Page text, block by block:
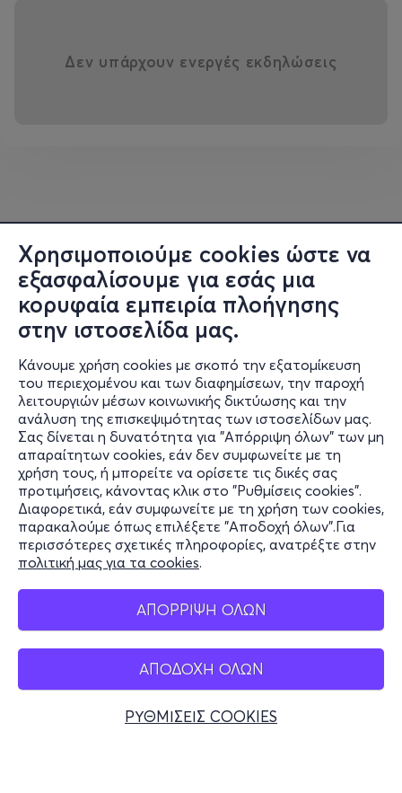
Χρησιμοποιούμε cookies ώστε να
εξασφαλίσουμε για εσάς μια
κορυφαία εμπειρία πλοήγησης
στην ιστοσελίδα μας.
Κάνουμε χρήση cookies με σκοπό την εξατομίκευση
του περιεχομένου και των διαφημίσεων, την παροχή
λειτουργιών μέσων κοινωνικής δικτύωσης και την
ανάλυση της επισκεψιμότητας των ιστοσελίδων μας.
Σας δίνεται η δυνατότητα για "Απόρριψη όλων" των μη
απαραίτητων cookies, εάν δεν συμφωνείτε με τη
χρήση τους, ή μπορείτε να ορίσετε τις δικές σας
προτιμήσεις, κάνοντας κλικ στο "Ρυθμίσεις cookies".
Διαφορετικά, εάν συμφωνείτε με τη χρήση των cookies,
παρακαλούμε όπως επιλέξετε "Αποδοχή όλων".Για
περισσότερες σχετικές πληροφορίες, ανατρέξτε στην
πολιτική μας για τα cookies.
ΑΠΟΡΡΙΨΗ ΟΛΩΝ
ΑΠΟΔΟΧΗ ΟΛΩΝ
ΡΥΘΜΙΣΕΙΣ COOKIES
Δεν υπάρχουν ενεργές εκδηλώσεις
Πληροφορίες
Υποστήριξη
Stay Connected
Mobile app